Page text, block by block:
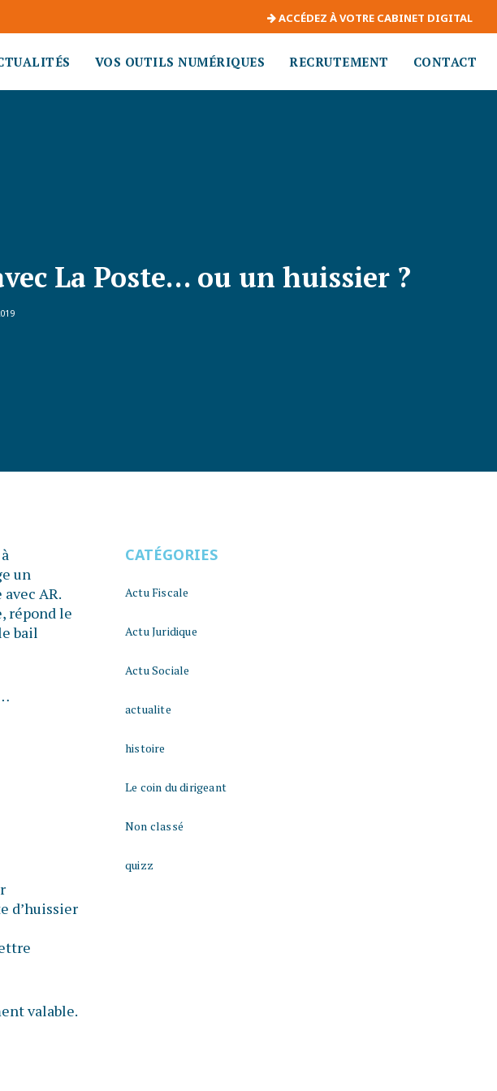
ACCÉDEZ À VOTRE CABINET DIGITAL
VOS OUTILS NUMÉRIQUES RECRUTEMENT CONTACT
La Poste… ou un huissier ?
un
AR.
répond le
bail
d’huissier
valable.
CATÉGORIES
Actu Fiscale
Actu Juridique
Actu Sociale
actualite
histoire
Le coin du dirigeant
Non classé
quizz